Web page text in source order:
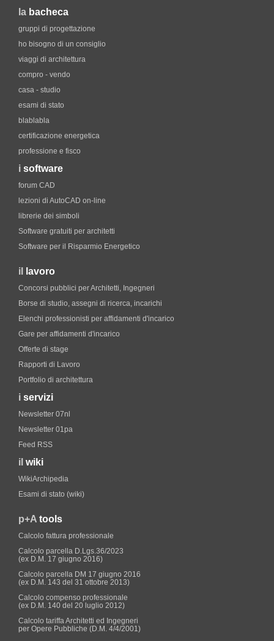
la bacheca
gruppi di progettazione
ho bisogno di un consiglio
viaggi di architettura
compro - vendo
casa - studio
esami di stato
blablabla
certificazione energetica
professione e fisco
i software
forum CAD
lezioni di AutoCAD on-line
librerie dei simboli
Software gratuiti per architetti
Software per il Risparmio Energetico
il lavoro
Concorsi pubblici per Architetti, Ingegneri
Borse di studio, assegni di ricerca, incarichi
Elenchi professionisti per affidamenti d'incarico
Gare per affidamenti d'incarico
Offerte di stage
Rapporti di Lavoro
Portfolio di architettura
i servizi
Newsletter 07nl
Newsletter 01pa
Feed RSS
il wiki
WikiArchipedia
Esami di stato (wiki)
p+A tools
Calcolo fattura professionale
Calcolo parcella D.Lgs.36/2023
(ex D.M. 17 giugno 2016)
Calcolo parcella DM 17 giugno 2016
(ex D.M. 143 del 31 ottobre 2013)
Calcolo compenso professionale
(ex D.M. 140 del 20 luglio 2012)
Calcolo tariffa Architetti ed Ingegneri
per Opere Pubbliche (D.M. 4/4/2001)